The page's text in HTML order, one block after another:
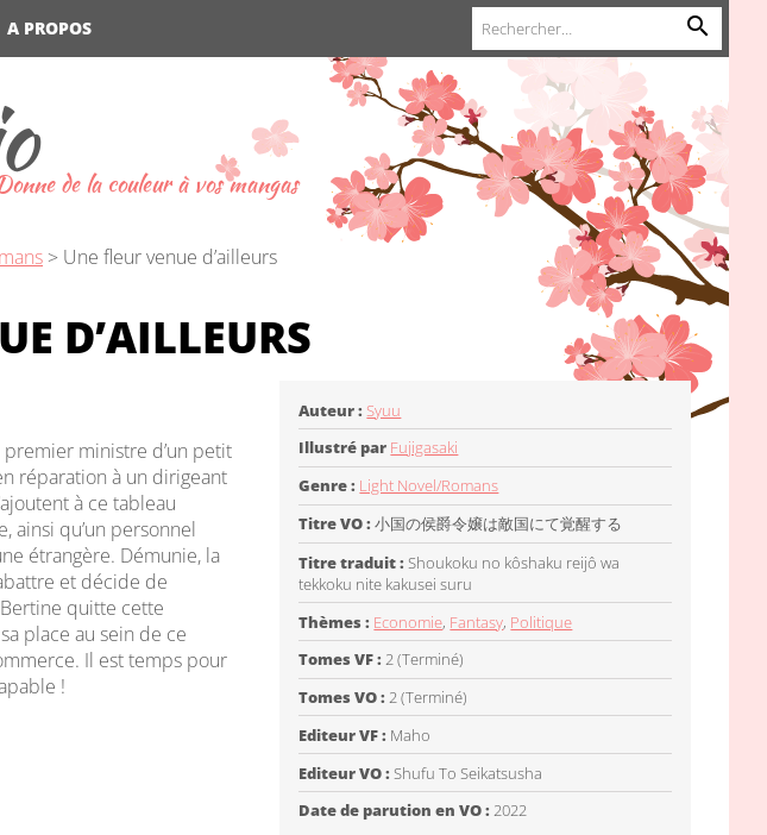
de la couleur à vos mangas
A PROPOS
> Une fleur venue d’ailleurs
D’AILLEURS
premier ministre d’un petit
réparation à un dirigeant
à ce tableau
ainsi qu’un personnel
étrangère. Démunie, la
et décide de
quitte cette
place au sein de ce
Il est temps pour
!
Auteur : Syuu
Illustré par Fujigasaki
Genre : Light Novel/Romans
Titre VO :小国の侯爵令嬢は敵国にて覚醒する
Titre traduit :Shoukoku no kôshaku reijô wa
tekkoku nite kakusei suru
Thèmes : Economie, Fantasy, Politique
Tomes VF : 2 (Terminé)
Tomes VO : 2 (Terminé)
Editeur VF : Maho
Editeur VO : Shufu To Seikatsusha
Date de parution en VO : 2022